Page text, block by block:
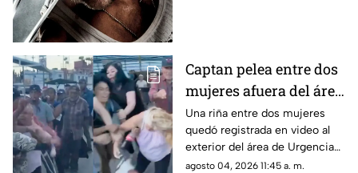
Captan pelea entre dos
mujeres afuera del área
de Urgencias de un
hospital en Chihuahua
| VIDEO
Una riña entre dos mujeres
quedó registrada en video al
exterior del área de Urgencias
de un hospital ubicado en
agosto 04, 2026 11:45 a. m.